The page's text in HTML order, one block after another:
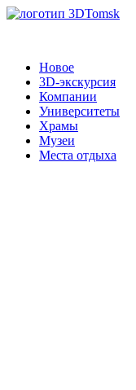
Новое
3D-экскурсия
Компании
Университеты
Храмы
Музеи
Места отдыха